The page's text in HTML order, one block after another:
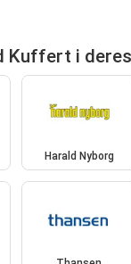
Kuffert i
Harald Nyborg